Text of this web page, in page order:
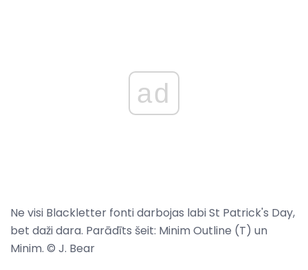
ad
Ne visi Blackletter fonti darbojas labi St Patrick's Day,
bet daži dara. Parādīts šeit: Minim Outline (T) un
Minim. © J. Bear